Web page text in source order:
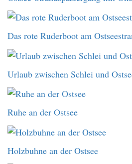
Das rote Ruderboot am
Urlaub zwischen Schlei und
Ruhe an der Ostsee
Holzbuhne an der Ostsee